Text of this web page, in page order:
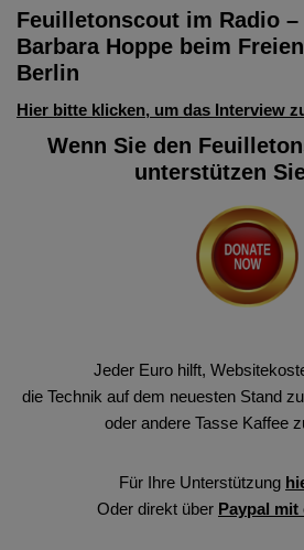
Feuilletonscout im Radio
Barbara Hoppe beim
Berlin
Hier bitte klicken, um das Interview
Wenn Sie den
unterstützen
Jeder Euro hilft,
die Technik auf dem neuesten Stand
oder andere Tasse Kaffee
Für Ihre Unterstützung
Oder direkt über Paypal